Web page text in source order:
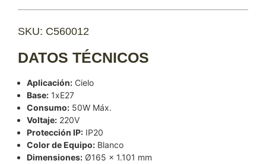
SKU: C560012
DATOS TÉCNICOS
Aplicación: Cielo
Base: 1xE27
Consumo: 50W Máx.
Voltaje: 220V
Protección IP: IP20
Color de Equipo: Blanco
Dimensiones: Ø165 x 1.101 mm